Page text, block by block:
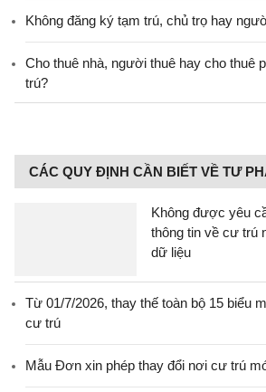
Không đăng ký tạm trú, chủ trọ hay
Cho thuê nhà, người thuê hay cho thuê
trú?
CÁC QUY ĐỊNH CẦN BIẾT VỀ TƯ
Không được yêu
thông tin về cư trú
dữ liệu
Từ 01/7/2026, thay thế toàn bộ 15 biểu
cư trú
Mẫu Đơn xin phép thay đổi nơi cư trú